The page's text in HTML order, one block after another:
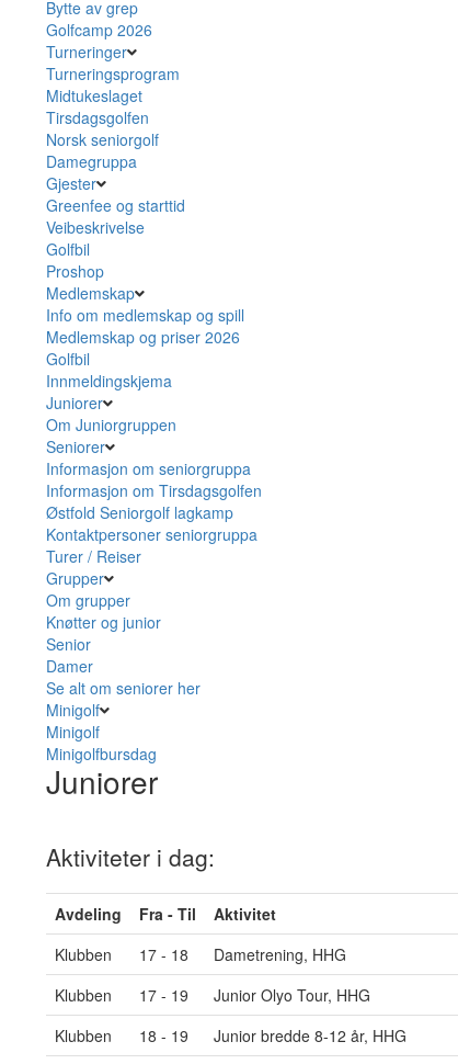
Bytte av grep
Golfcamp 2026
Turneringer
Turneringsprogram
Midtukeslaget
Tirsdagsgolfen
Norsk seniorgolf
Damegruppa
Gjester
Greenfee og starttid
Veibeskrivelse
Golfbil
Proshop
Medlemskap
Info om medlemskap og spill
Medlemskap og priser 2026
Golfbil
Innmeldingskjema
Juniorer
Om Juniorgruppen
Seniorer
Informasjon om seniorgruppa
Informasjon om Tirsdagsgolfen
Østfold Seniorgolf lagkamp
Kontaktpersoner seniorgruppa
Turer / Reiser
Grupper
Om grupper
Knøtter og junior
Senior
Damer
Se alt om seniorer her
Minigolf
Minigolf
Minigolfbursdag
Juniorer
Aktiviteter i dag:
Avdeling Fra - Til
Aktivitet
Klubben
17 - 18
Dametrening, HHG
Klubben
17 - 19
Junior Olyo Tour, HHG
Klubben
18 - 19
Junior bredde 8-12 år, HHG